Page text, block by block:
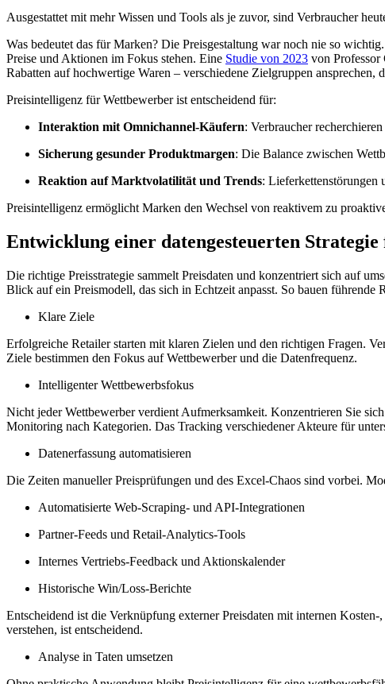
Ausgestattet mit mehr Wissen und Tools als je zuvor, sind Verbraucher
Was bedeutet das für Marken? Die Preisgestaltung war noch nie so
Preise und Aktionen im Fokus stehen. Eine Studie von 2023 von Professor
Rabatten auf hochwertige Waren – verschiedene Zielgruppen ansprechen,
Preisintelligenz für Wettbewerber ist entscheidend für:
Interaktion mit Omnichannel-Käufern: Verbraucher
Sicherung gesunder Produktmargen: Die Balance zwischen
Reaktion auf Marktvolatilität und Trends: Lieferkettenstörungen
Preisintelligenz ermöglicht Marken den Wechsel von reaktivem zu
Entwicklung einer datengesteuerten
Die richtige Preisstrategie sammelt Preisdaten und konzentriert sich auf
Blick auf ein Preismodell, das sich in Echtzeit anpasst. So bauen führende
Klare Ziele
Erfolgreiche Retailer starten mit klaren Zielen und den richtigen Fragen.
Ziele bestimmen den Fokus auf Wettbewerber und die Datenfrequenz.
Intelligenter Wettbewerbsfokus
Nicht jeder Wettbewerber verdient Aufmerksamkeit. Konzentrieren Sie
Monitoring nach Kategorien. Das Tracking verschiedener Akteure für
Datenerfassung automatisieren
Die Zeiten manueller Preisprüfungen und des Excel-Chaos sind vorbei.
Automatisierte Web-Scraping- und API-Integrationen
Partner-Feeds und Retail-Analytics-Tools
Internes Vertriebs-Feedback und Aktionskalender
Historische Win/Loss-Berichte
Entscheidend ist die Verknüpfung externer Preisdaten mit internen
verstehen, ist entscheidend.
Analyse in Taten umsetzen